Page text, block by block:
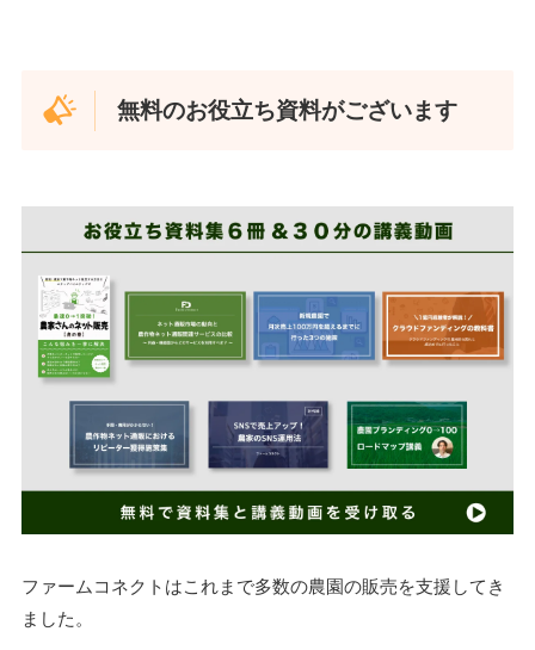
無料のお役立ち資料がございます
ファームコネクトはこれまで多数の農園の販売を支援してき
ました。